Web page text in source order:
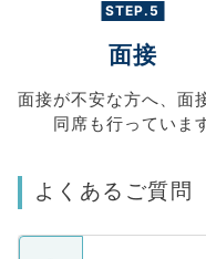
STEP.5
面接
面接が不安な方へ、 面
同席も行っていま
よくあるご質問